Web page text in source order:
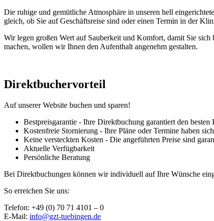
Die ruhige und gemütliche Atmosphäre in unseren hell
gleich, ob Sie auf Geschäftsreise sind oder einen Termin in der
Wir legen großen Wert auf Sauberkeit und Komfort, damit Sie
machen, wollen wir Ihnen den Aufenthalt angenehm gestalten.
Direktbuchervorteil
Auf unserer Website buchen und sparen!
Bestpreisgarantie - Ihre Direktbuchung garantiert den
Kostenfreie Stornierung - Ihre Pläne oder Termine haben
Keine versteckten Kosten - Die angeführten Preise sind
Aktuelle Verfügbarkeit
Persönliche Beratung
Bei Direktbuchungen können wir individuell auf Ihre Wünsche
So erreichen Sie uns:
Telefon: +49 (0) 70 71 4101 – 0
E-Mail: info@gzt-tuebingen.de